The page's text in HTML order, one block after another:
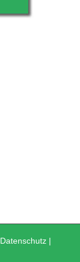
Datenschutz|